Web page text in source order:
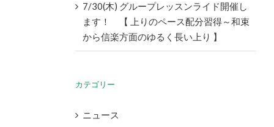
7/30(木) グループレッスンライド開催し
ます！ 【 上りのペース配分習得～和束
から信楽方面のゆるく長い上り 】
カテゴリー
ニュース